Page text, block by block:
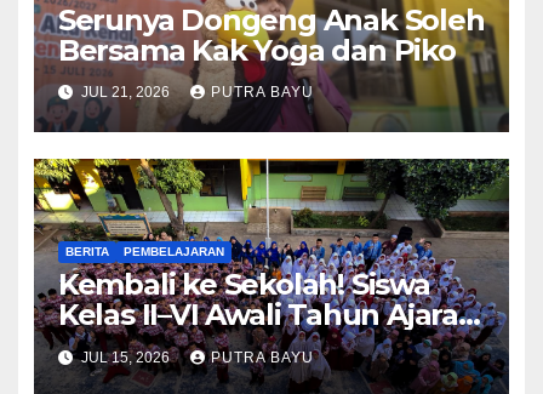
Serunya Dongeng Anak Soleh
Bersama Kak Yoga dan Piko
JUL 21, 2026 PUTRA BAYU
BERITA PEMBELAJARAN
Kembali ke Sekolah! Siswa
Kelas II–VI Awali Tahun Ajaran
Baru
JUL 15, 2026 PUTRA BAYU